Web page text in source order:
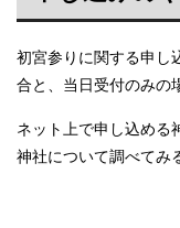
初宮参りに関する申し
合と、当日受付のみの
ネット上で申し込める
神社について調べてみ